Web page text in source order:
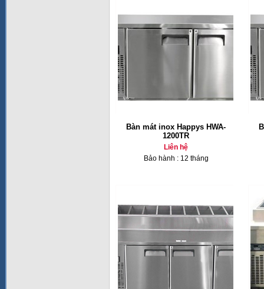
Bàn mát inox Happys HWA-
1200TR
Liên hệ
Bảo hành : 12 tháng